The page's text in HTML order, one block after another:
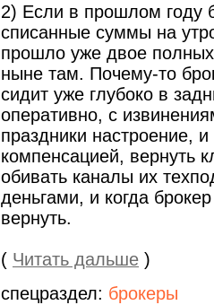
2) Если в прошлом году
списанные суммы на
прошло уже двое
ныне там. Почему-то
сидит уже глубоко в
оперативно, с
праздники настроение,
компенсацией, вернуть
обивать каналы их
деньгами, и когда
вернуть.
( Читать дальше )
спецраздел: брокеры